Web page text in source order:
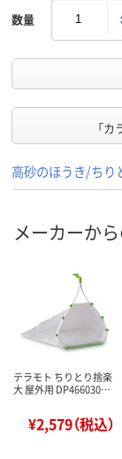
数量
「
高砂のほうき/ちり
メーカーか
テラモト ちりとり捨楽
大 屋外用 DP466030…
¥2,579（税込）